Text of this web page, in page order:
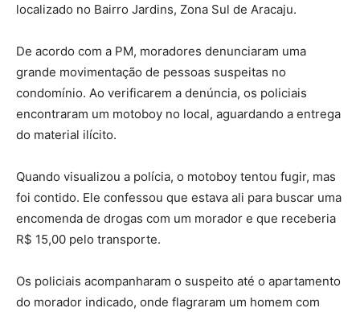
localizado no Bairro Jardins, Zona Sul de Aracaju.
De acordo com a PM, moradores denunciaram uma
grande movimentação de pessoas suspeitas no
condomínio. Ao verificarem a denúncia, os policiais
encontraram um motoboy no local, aguardando a entrega
do material ilícito.
Quando visualizou a polícia, o motoboy tentou fugir, mas
foi contido. Ele confessou que estava ali para buscar uma
encomenda de drogas com um morador e que receberia
R$ 15,00 pelo transporte.
Os policiais acompanharam o suspeito até o apartamento
do morador indicado, onde flagraram um homem com